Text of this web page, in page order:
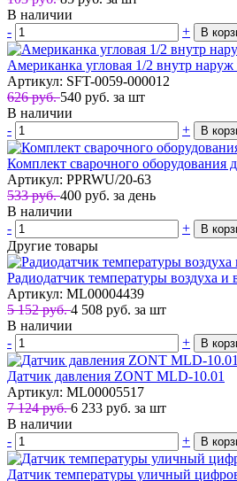
В наличии
-
+ В
Американка угловая 1/2 внутр
Артикул: SFT-0059-000012
626 руб.540 руб. за шт
В наличии
-
+ В
Комплект сварочного
Артикул: PPRWU/20-63
533 руб.400 руб. за день
В наличии
-
+ В
Другие товары
Радиодатчик температуры воздуха
Артикул: ML00004439
5 152 руб.4 508 руб. за шт
В наличии
-
+ В
Датчик давления ZONT MLD-10.01
Артикул: ML00005517
7 124 руб.6 233 руб. за шт
В наличии
-
+ В
Датчик температуры уличный